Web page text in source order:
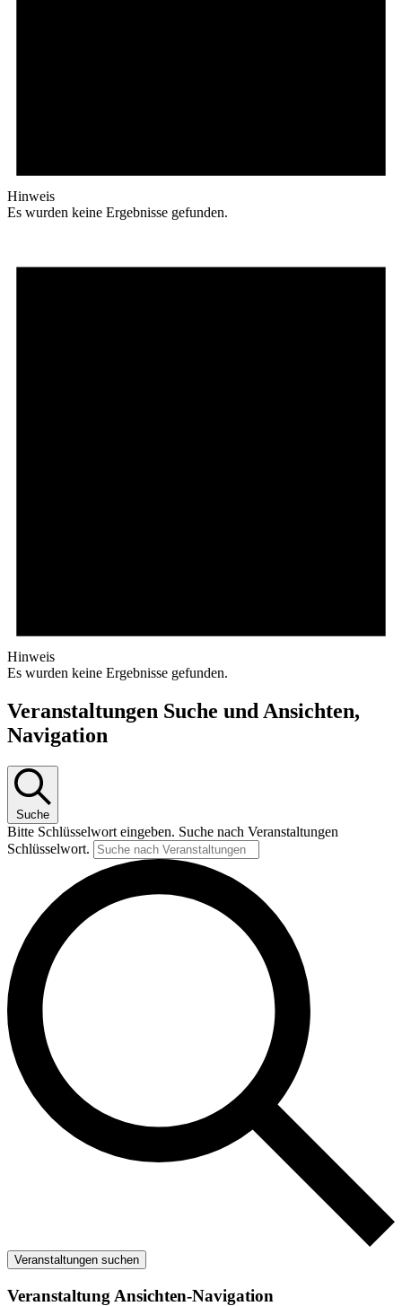
Hinweis
Es wurden keine Ergebnisse gefunden.
Hinweis
Es wurden keine Ergebnisse gefunden.
Veranstaltungen Suche und Ansichten,
Navigation
Suche
Bitte Schlüsselwort eingeben. Suche nach Veranstaltungen
Schlüsselwort.
Veranstaltungen suchen
Veranstaltung Ansichten-Navigation